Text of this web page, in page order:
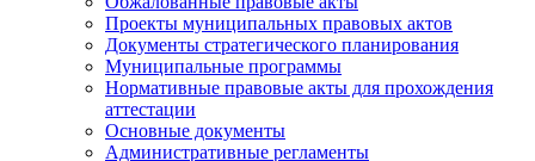
Проекты муниципальных правовых актов
Документы стратегического планирования
Муниципальные программы
Нормативные правовые акты для прохождения
аттестации
Основные документы
Административные регламенты